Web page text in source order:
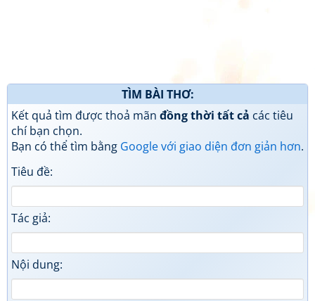
TÌM BÀI THƠ:
Kết quả tìm được thoả mãn đồng thời tất cả các tiêu
chí bạn chọn.
Bạn có thể tìm bằng Google với giao diện đơn giản hơn.
Tiêu đề:
Tác giả:
Nội dung: